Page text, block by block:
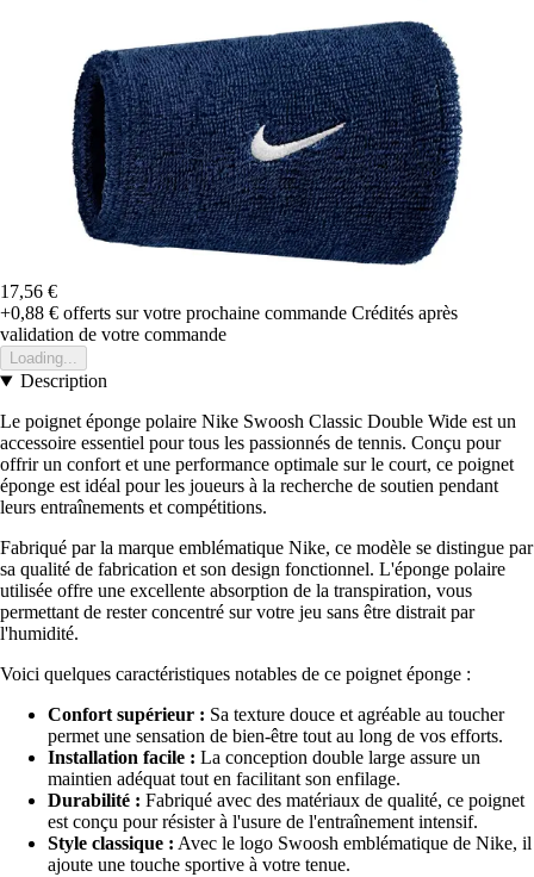
17,56 €
+0,88 € offerts sur votre prochaine commande Crédités après
validation de votre commande
Loading...
Description
Le poignet éponge polaire Nike Swoosh Classic Double Wide est un
accessoire essentiel pour tous les passionnés de tennis. Conçu pour
offrir un confort et une performance optimale sur le court, ce poignet
éponge est idéal pour les joueurs à la recherche de soutien pendant
leurs entraînements et compétitions.
Fabriqué par la marque emblématique Nike, ce modèle se distingue par
sa qualité de fabrication et son design fonctionnel. L'éponge polaire
utilisée offre une excellente absorption de la transpiration, vous
permettant de rester concentré sur votre jeu sans être distrait par
l'humidité.
Voici quelques caractéristiques notables de ce poignet éponge :
Confort supérieur : Sa texture douce et agréable au toucher
permet une sensation de bien-être tout au long de vos efforts.
Installation facile : La conception double large assure un
maintien adéquat tout en facilitant son enfilage.
Durabilité : Fabriqué avec des matériaux de qualité, ce poignet
est conçu pour résister à l'usure de l'entraînement intensif.
Style classique : Avec le logo Swoosh emblématique de Nike, il
ajoute une touche sportive à votre tenue.